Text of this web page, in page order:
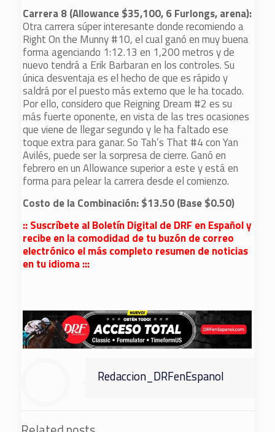
Carrera 8 (Allowance $35,100, 6 Furlongs, arena):
Otra carrera súper interesante donde recomiendo a
Right On the Munny #10, el cual ganó en muy buena
forma agenciando 1:12.13 en 1,200 metros y de
nuevo tendrá a Erik Barbaran en los controles. Su
única desventaja es el hecho de que es rápido y
saldrá por el puesto más externo que le ha tocado.
Por ello, considero que Reigning Dream #2 es su
más fuerte oponente, en vista de las tres ocasiones
que viene de llegar segundo y le ha faltado ese
toque extra para ganar. So Tah’s That #4 con Yan
Avilés, puede ser la sorpresa de cierre. Ganó en
febrero en un Allowance superior a este y está en
forma para pelear la carrera desde el comienzo.
Costo de la Combinación: $13.50 (Base $0.50)
:: Suscríbete al Boletín Digital de DRF en Español y
recibe en la comodidad de tu buzón de correo
electrónico el más completo resumen de noticias
en tu idioma :::
Redaccion_DRFenEspanol